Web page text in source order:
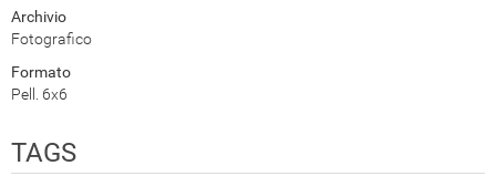
Archivio
Fotografico
Formato
Pell. 6x6
TAGS